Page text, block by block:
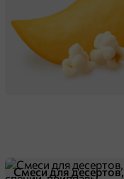
Смеси для десертов,